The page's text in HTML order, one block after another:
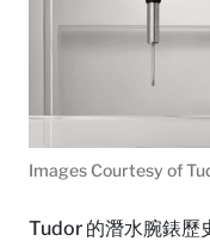
Images Courtesy of
Tudor 的潛水腕錶歷